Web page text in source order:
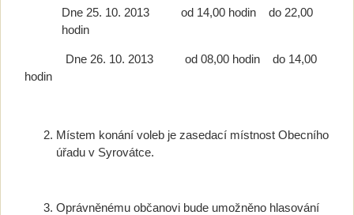
Dne 25. 10. 2013 od 14,00 hodin do 22,00
hodin
Dne 26. 10. 2013 od 08,00 hodin do 14,00
hodin
Místem konání voleb je zasedací místnost Obecního
úřadu v Syrovátce.
Oprávněnému občanovi bude umožněno hlasování